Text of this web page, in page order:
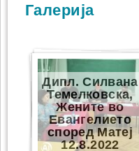
Галерија
Дипл. Силвана
Темелковска,
Жените во
Евангелието
според Матеј
12.8.2022